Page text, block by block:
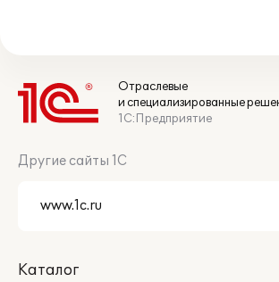
Отраслевые
и специализированные
1С:Предприятие
Другие сайты 1С
Каталог